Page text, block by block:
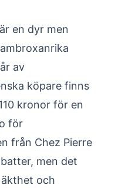
en dyr men
av
köpare finns
kronor för en
för
från Chez Pierre
men det
och